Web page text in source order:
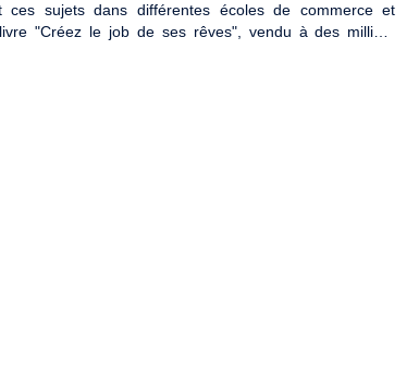
sujets dans différentes écoles de commerce et
"Créez le job de ses rêves", vendu à des milliers
puis en tant que Cadre Dirigeant. Il a fait le saut
son 1er livre (et travaille sur un 2ème).